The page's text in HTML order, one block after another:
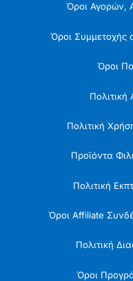
Όροι Αγορών,
Όροι Συμμετοχής
Όροι
Πολιτική
Προϊόντα
Πολιτική
Όροι Affiliate
Πολιτική
Όροι